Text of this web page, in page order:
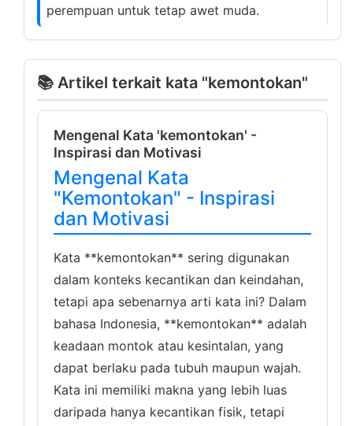
perempuan untuk tetap awet muda.
📚 Artikel terkait kata "kemontokan"
Mengenal Kata 'kemontokan' -
Inspirasi dan Motivasi
Mengenal Kata
"Kemontokan" - Inspirasi
dan Motivasi
Kata **kemontokan** sering digunakan
dalam konteks kecantikan dan keindahan,
tetapi apa sebenarnya arti kata ini? Dalam
bahasa Indonesia, **kemontokan** adalah
keadaan montok atau kesintalan, yang
dapat berlaku pada tubuh maupun wajah.
Kata ini memiliki makna yang lebih luas
daripada hanya kecantikan fisik, tetapi